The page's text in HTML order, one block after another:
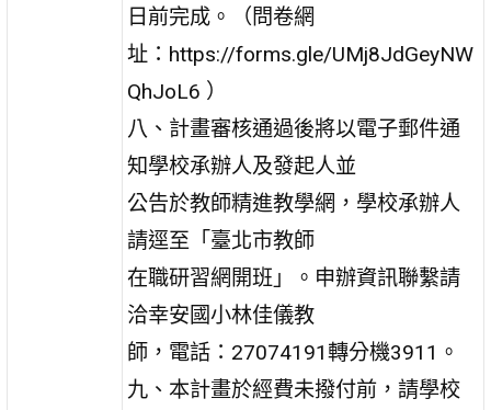
日前完成。（問卷網
址：https://forms.gle/UMj8JdGeyNW
QhJoL6 ）
八、計畫審核通過後將以電子郵件通
知學校承辦人及發起人並
公告於教師精進教學網，學校承辦人
請逕至「臺北市教師
在職研習網開班」。申辦資訊聯繫請
洽幸安國小林佳儀教
師，電話：27074191轉分機3911。
九、本計畫於經費未撥付前，請學校